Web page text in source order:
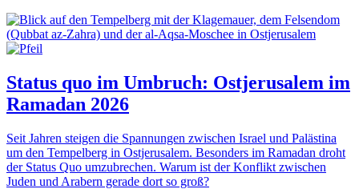
Status quo im Umbruch: Ostjerusalem im
Ramadan 2026
Seit Jahren steigen die Spannungen zwischen Israel und Palästina
um den Tempelberg in Ostjerusalem. Besonders im Ramadan droht
der Status Quo umzubrechen. Warum ist der Konflikt zwischen
Juden und Arabern gerade dort so groß?